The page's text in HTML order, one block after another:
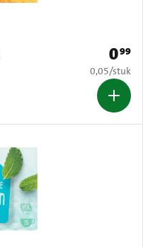
Prijs:
099
€ 0,05 per
0,05/stuk